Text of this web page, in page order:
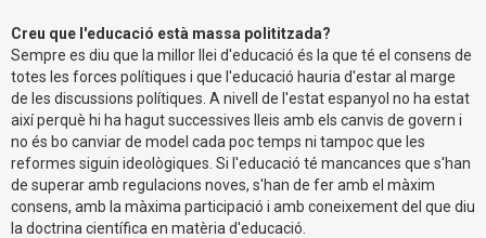
Creu que l'educació està massa polititzada?
Sempre es diu que la millor llei d'educació és la que té el consens de
totes les forces polítiques i que l'educació hauria d'estar al marge
de les discussions polítiques. A nivell de l'estat espanyol no ha estat
així perquè hi ha hagut successives lleis amb els canvis de govern i
no és bo canviar de model cada poc temps ni tampoc que les
reformes siguin ideològiques. Si l'educació té mancances que s'han
de superar amb regulacions noves, s'han de fer amb el màxim
consens, amb la màxima participació i amb coneixement del que diu
la doctrina científica en matèria d'educació.